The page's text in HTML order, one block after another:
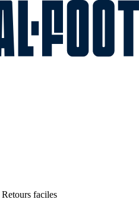
Retours faciles